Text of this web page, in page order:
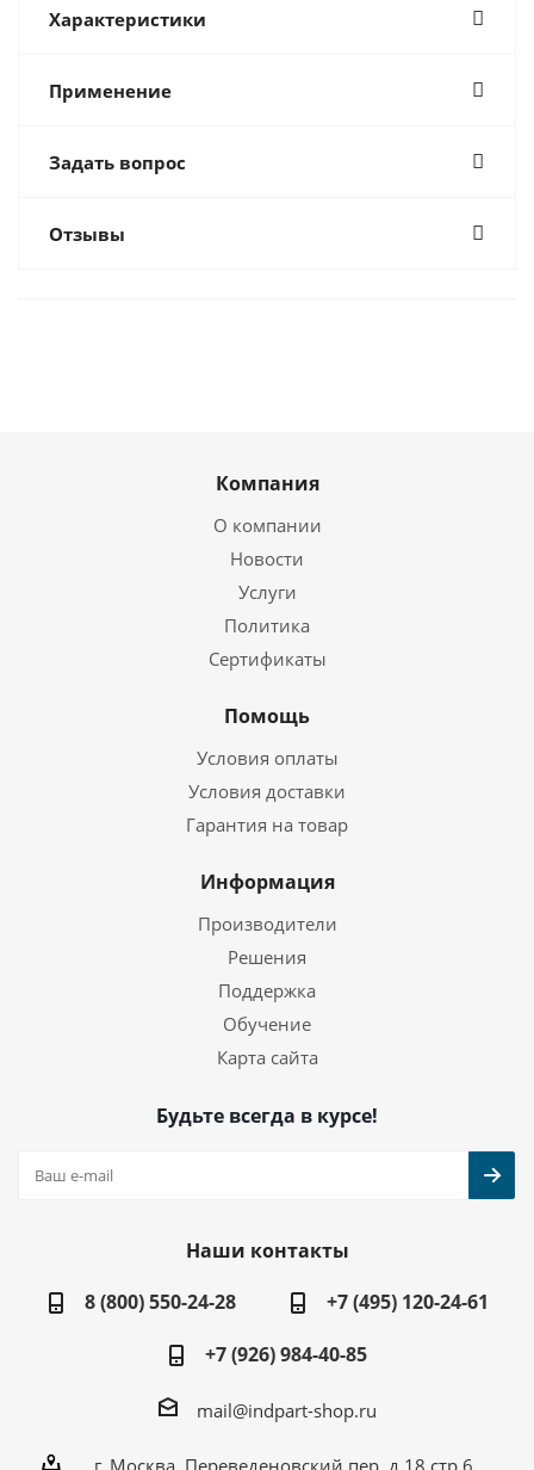
Характеристики
Применение
Задать вопрос
Отзывы
Компания
О компании
Новости
Услуги
Политика
Сертификаты
Помощь
Условия оплаты
Условия доставки
Гарантия на товар
Информация
Производители
Решения
Поддержка
Обучение
Карта сайта
Будьте всегда в курсе!
Наши контакты
8 (800) 550-24-28
+7 (495) 120-24-61
+7 (926) 984-40-85
mail@indpart-shop.ru
г. Москва, Переведеновский пер, д.18 стр.6,